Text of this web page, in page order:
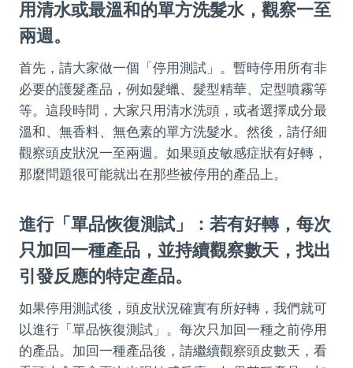
用清水或最溫和的單方洗髮水，觀察一至
兩週。
首先，請大家做一個「停用測試」。暫時停用所有非
必要的護髮產品，例如髮蠟、髮型精華、定型噴霧等
等。這段時間，大家只用清水洗頭，或者選擇成分最
溫和、無香料、無色素的單方洗髮水。然後，請仔細
觀察頭皮狀況一至兩週。如果頭皮敏感症狀有好轉，
那麼問題很可能就出在那些被停用的產品上。
進行「單品恢復測試」：若有好轉，每次
只加回一種產品，並持續觀察數天，找出
引發反應的特定產品。
如果停用測試後，頭皮狀況確實有所好轉，我們就可
以進行「單品恢復測試」。每次只加回一種之前停用
的產品。加回一種產品後，請繼續觀察頭皮數天，看